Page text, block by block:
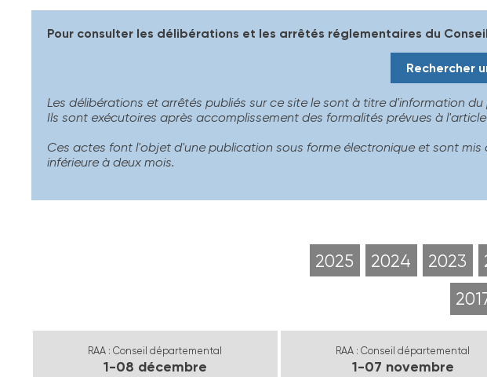
Pour consulter les délibérations et les arrêtés réglementaires du
Rechercher
Les délibérations et arrêtés publiés sur ce site le sont à titre d'information du
Ils sont exécutoires après accomplissement des formalités prévues à
Ces actes font l'objet d'une publication sous forme électronique et sont
inférieure à deux mois.
2025 2024 2023
RAA : Conseil départemental
1-08 décembre
RAA : Conseil départemental
1-07 novembre